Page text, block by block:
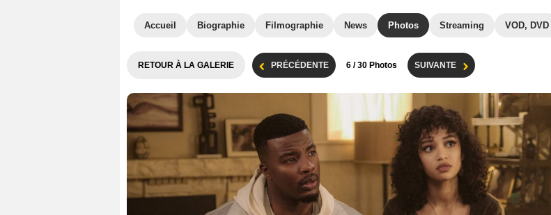
Accueil Biographie Filmographie News Photos Streaming VOD, DVD
RETOUR À LA GALERIE PRÉCÉDENTE 6 / 30 Photos SUIVANTE